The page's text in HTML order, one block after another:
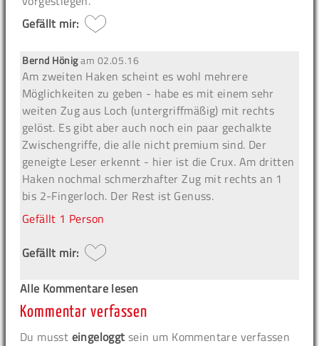
Gefällt mir:
Bernd Hönigam 02.05.16
Am zweiten Haken scheint es wohl mehrere
Möglichkeiten zu geben - habe es mit einem sehr
weiten Zug aus Loch (untergriffmäßig) mit rechts
gelöst. Es gibt aber auch noch ein paar gechalkte
Zwischengriffe, die alle nicht premium sind. Der
geneigte Leser erkennt - hier ist die Crux. Am dritten
Haken nochmal schmerzhafter Zug mit rechts an 1
bis 2-Fingerloch. Der Rest ist Genuss.
Gefällt 1 Person
Gefällt mir:
Alle Kommentare lesen
Kommentar verfassen
Du musst eingeloggt sein um Kommentare verfassen